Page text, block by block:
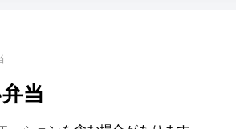
当